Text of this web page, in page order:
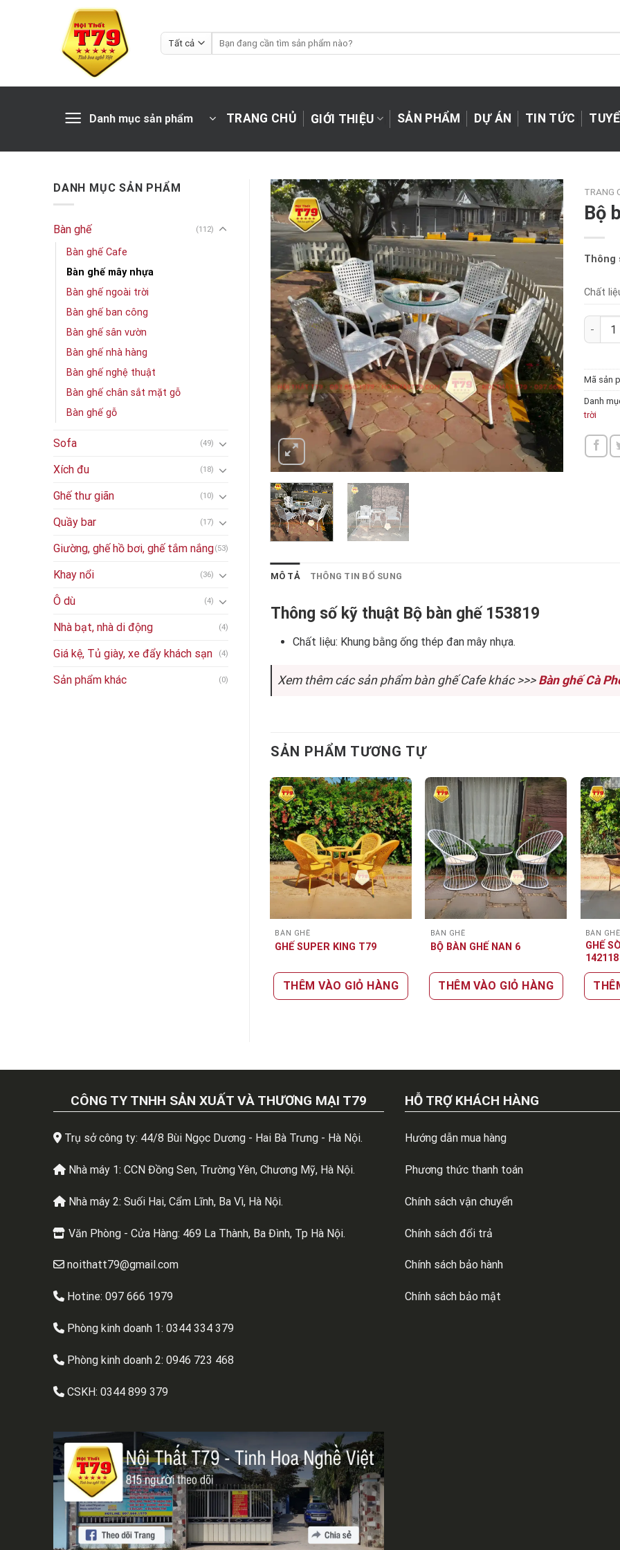
kiếm:
Danh mục sản phẩm TRANG CHỦ GIỚI THIỆU SẢN PHẨM DỰ ÁN TIN TỨC
DANH MỤC SẢN PHẨM
Bàn ghế (112)
Bàn ghế Cafe
Bàn ghế mây nhựa
Bàn ghế ngoài trời
Bàn ghế ban công
Bàn ghế sân vườn
Bàn ghế nhà hàng
Bàn ghế nghệ thuật
Bàn ghế chân sắt mặt gỗ
Bàn ghế gỗ
Sofa (49)
Xích đu (18)
Ghế thư giãn (10)
Quầy bar (17)
Giường, ghế hồ bơi, ghế tắm nắng(53)
Khay nổi (36)
Ô dù (4)
Nhà bạt, nhà di động (4)
Giá kệ, Tủ giày, xe đẩy khách sạn (4)
Sản phẩm khác (0)
TRANG
Bộ
Thông
Chất
Bộ bàn
Mã sản
Danh
trời
MÔ TẢ THÔNG TIN BỔ SUNG
Thông số kỹ thuật Bộ bàn ghế 153819
Chất liệu: Khung bằng ống thép đan mây nhựa.
Xem thêm các sản phẩm bàn ghế Cafe khác >>> Bàn ghế Cà
SẢN PHẨM TƯƠNG TỰ
BÀN GHẾ
GHẾ SUPER KING T79
THÊM VÀO GIỎ HÀNG
BÀN GHẾ
BỘ BÀN GHẾ NAN 6
THÊM VÀO GIỎ HÀNG
BÀN GHẾ
GHẾ
142118
CÔNG TY TNHH SẢN XUẤT VÀ THƯƠNG MẠI T79
Trụ sở công ty: 44/8 Bùi Ngọc Dương - Hai Bà Trưng - Hà Nội.
Nhà máy 1: CCN Đồng Sen, Trường Yên, Chương Mỹ, Hà Nội.
Nhà máy 2: Suối Hai, Cẩm Lĩnh, Ba Vì, Hà Nội.
Văn Phòng - Cửa Hàng: 469 La Thành, Ba Đình, Tp Hà Nội.
noithatt79@gmail.com
Hotine: 097 666 1979
Phòng kinh doanh 1: 0344 334 379
Phòng kinh doanh 2: 0946 723 468
CSKH: 0344 899 379
HỖ TRỢ KHÁCH HÀNG
Hướng dẫn mua hàng
Phương thức thanh toán
Chính sách vận chuyển
Chính sách đổi trả
Chính sách bảo hành
Chính sách bảo mật